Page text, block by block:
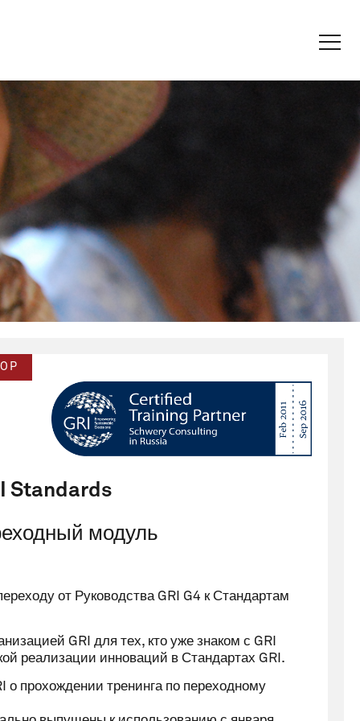
Standards
модуль
от Руководства GRI G4 к Стандартам
GRI для тех, кто уже знаком с GRI
реализации инноваций в Стандартах GRI.
прохождении тренинга по переходному